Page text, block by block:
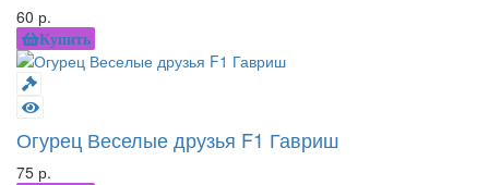
60 р.
Купить
Огурец Веселые друзья F1 Гавриш
75 р.